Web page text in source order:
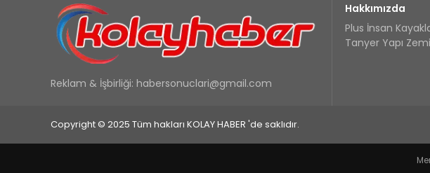
Reklam & İşbirliği: habersonuclari@gmail.com
Hakkımızda
Plus İnsan
Tanyer Yapı
Copyright © 2025 Tüm hakları KOLAY HABER 'de saklıdır.